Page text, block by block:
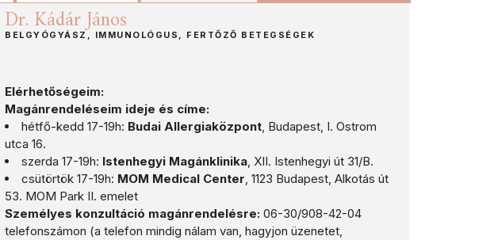
Dr. Kádár János
BELGYÓGYÁSZ, IMMUNOLÓGUS, FERTŐZŐ BETEGSÉGEK
Elérhetőségeim:
Magánrendeléseim ideje és címe:
hétfő-kedd 17-19h: Budai Allergiaközpont, Budapest, I. Ostrom
utca 16.
szerda 17-19h: Istenhegyi Magánklinika, XII. Istenhegyi út 31/B.
csütörtök 17-19h: MOM Medical Center, 1123 Budapest, Alkotás út
53. MOM Park II. emelet
Személyes konzultáció magánrendelésre: 06-30/908-42-04
telefonszámon (a telefon mindig nálam van, hagyjon üzenetet,